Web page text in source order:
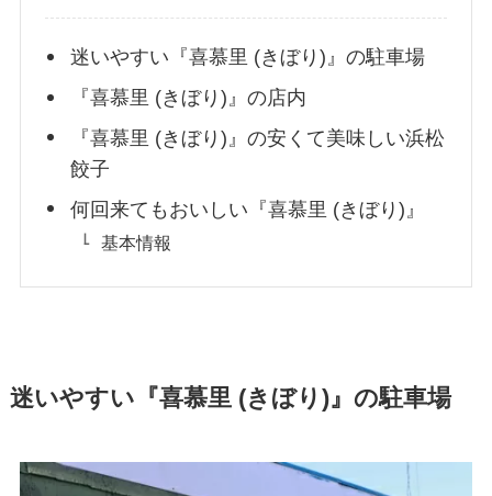
迷いやすい『喜慕里 (きぼり)』の駐車場
『喜慕里 (きぼり)』の店内
『喜慕里 (きぼり)』の安くて美味しい浜松
餃子
何回来てもおいしい『喜慕里 (きぼり)』
基本情報
迷いやすい『喜慕里 (きぼり)』の駐車場